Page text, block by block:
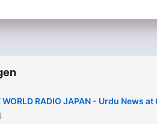
WORLD RADIO JAPAN - Urdu News